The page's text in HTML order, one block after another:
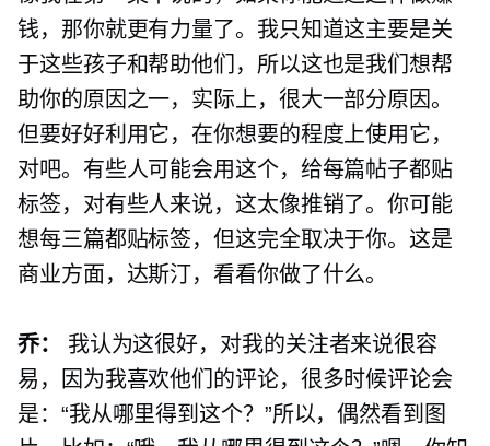
钱，那你就更有力量了。我只知道这主要是关
于这些孩子和帮助他们，所以这也是我们想帮
助你的原因之一，实际上，很大一部分原因。
但要好好利用它，在你想要的程度上使用它，
对吧。有些人可能会用这个，给每篇帖子都贴
标签，对有些人来说，这太像推销了。你可能
想每三篇都贴标签，但这完全取决于你。这是
商业方面，达斯汀，看看你做了什么。
乔：
我认为这很好，对我的关注者来说很容
易，因为我喜欢他们的评论，很多时候评论会
是：“我从哪里得到这个？”所以，偶然看到图